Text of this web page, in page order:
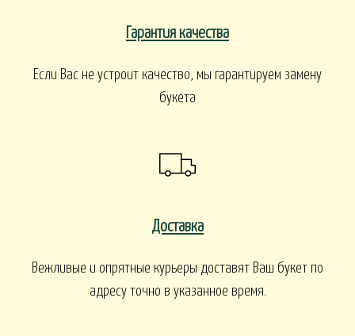
Гарантия качества
Если Вас не устроит качество, мы гарантируем замену
букета
Доставка
Вежливые и опрятные курьеры доставят Ваш букет по
адресу точно в указанное время.